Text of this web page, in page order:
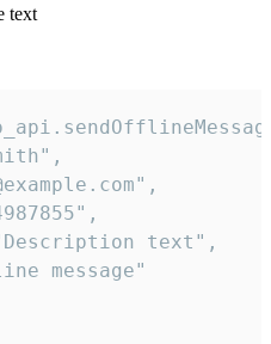
text
text",
message"